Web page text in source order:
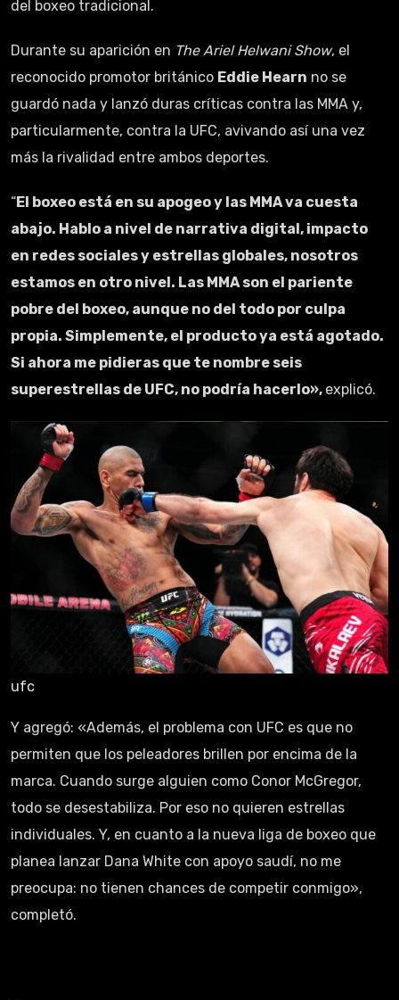
del boxeo tradicional.
Durante su aparición en The Ariel Helwani Show, el
reconocido promotor británico Eddie Hearn no se
guardó nada y lanzó duras críticas contra las MMA y,
particularmente, contra la UFC, avivando así una vez
más la rivalidad entre ambos deportes.
“El boxeo está en su apogeo y las MMA va cuesta
abajo. Hablo a nivel de narrativa digital, impacto
en redes sociales y estrellas globales, nosotros
estamos en otro nivel. Las MMA son el pariente
pobre del boxeo, aunque no del todo por culpa
propia. Simplemente, el producto ya está agotado.
Si ahora me pidieras que te nombre seis
superestrellas de UFC, no podría hacerlo», explicó.
ufc
Y agregó: «Además, el problema con UFC es que no
permiten que los peleadores brillen por encima de la
marca. Cuando surge alguien como Conor McGregor,
todo se desestabiliza. Por eso no quieren estrellas
individuales. Y, en cuanto a la nueva liga de boxeo que
planea lanzar Dana White con apoyo saudí, no me
preocupa: no tienen chances de competir conmigo»,
completó.